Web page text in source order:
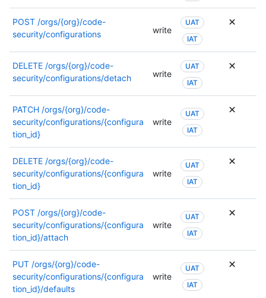
los
punto
POST /orgs/{org}/code-
security/configurations
write
UAT
IAT
DELETE /orgs/{org}/code-
security/configurations/detach
write
UAT
IAT
PATCH /orgs/{org}/code-
security/configurations/{configura
tion_id}
write
UAT
IAT
DELETE /orgs/{org}/code-
security/configurations/{configura
tion_id}
write
UAT
IAT
POST /orgs/{org}/code-
security/configurations/{configura
tion_id}/attach
write
UAT
IAT
PUT /orgs/{org}/code-
security/configurations/{configura
tion_id}/defaults
write
UAT
IAT